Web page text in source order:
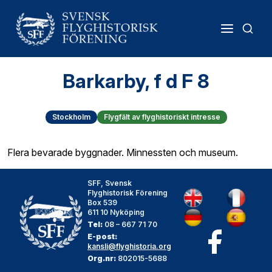
Barkarby, f d F 8
Stockholm Flygfält av flyghistoriskt intresse
Flera bevarade byggnader. Minnessten och museum.
SFF, Svensk
Flyghistorisk Förening
Box 539
611 10 Nyköping
Tel: 08 – 667 71 70
E-post:
kansli@flyghistoria.org
Org.nr: 802015-5688